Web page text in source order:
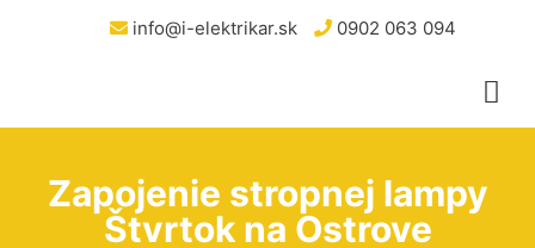
info@i-elektrikar.sk 0902 063 094
Zapojenie stropnej lampy
Štvrtok na Ostrove